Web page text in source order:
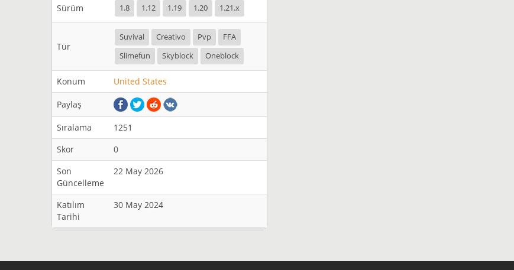
Sürüm 1.8 1.12 1.19 1.20 1.21.x
Tür
Suvival Creativo Pvp
FFA
Slimefun
Skyblock Oneblock
Konum United States
Paylaş
Sıralama
1251
Skor
0
Son
Güncelleme
22 May 2026
Katılım
Tarihi
30 May 2024